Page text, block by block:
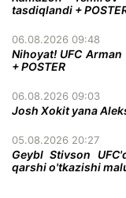
tasdiqlandi +
06.08.2026 09:48
Nihoyat! UFC
+ POSTER
06.08.2026 09:03
Josh Xokit yana
05.08.2026 20:27
Geybl Stivson
qarshi o'tkazishi